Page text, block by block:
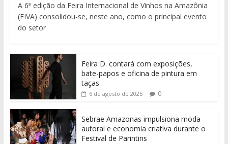
A 6ª edição da Feira Internacional de Vinhos na Amazônia
(FIVA) consolidou-se, neste ano, como o principal evento
do setor
Feira D. contará com exposições,
bate-papos e oficina de pintura em
taças
6 de agosto de 2025 0
Sebrae Amazonas impulsiona moda
autoral e economia criativa durante o
Festival de Parintins